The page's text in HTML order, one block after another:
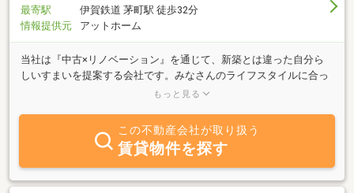
最寄駅
伊賀鉄道 茅町駅 徒歩32分
情報提供元
アットホーム
当社は『中古×リノベーション』を通じて、新築とは違った自分ら
しいすまいを提案する会社です。みなさんのライフスタイルに合っ
た中古住宅探しからリノベーションデザイン・設計・施工までを一
けの『リフォーム』ではなく、古きよきものを活かし、新しいライ
フスタイルに加えていく醍醐味が、『リフォーム』にはない『リノ
ベーション』の面白さです。私たちの提案が皆さんの想像を超える
ものとなり、楽しいライフデザインの礎（いしずえ）になれば幸い
です。『デザインでライフスタイルを変える』皆様にお目にかかれ
もっと見る
この不動産会社が取り扱う
賃貸物件を探す